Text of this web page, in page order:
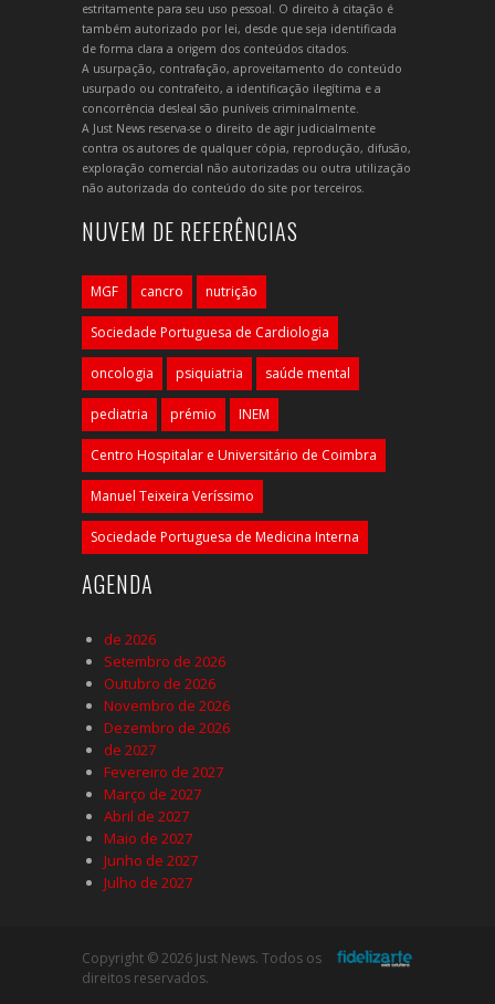
estritamente para seu uso pessoal. O direito à citação é
também autorizado por lei, desde que seja identificada
de forma clara a origem dos conteúdos citados.
A usurpação, contrafação, aproveitamento do conteúdo
usurpado ou contrafeito, a identificação ilegítima e a
concorrência desleal são puníveis criminalmente.
A Just News reserva-se o direito de agir judicialmente
contra os autores de qualquer cópia, reprodução, difusão,
exploração comercial não autorizadas ou outra utilização
não autorizada do conteúdo do site por terceiros.
NUVEM DE REFERÊNCIAS
MGF cancro nutrição
Sociedade Portuguesa de Cardiologia
oncologia psiquiatria saúde mental
pediatria prémio INEM
Centro Hospitalar e Universitário de Coimbra
Manuel Teixeira Veríssimo
Sociedade Portuguesa de Medicina Interna
AGENDA
de 2026
Setembro de 2026
Outubro de 2026
Novembro de 2026
Dezembro de 2026
de 2027
Fevereiro de 2027
Março de 2027
Abril de 2027
Maio de 2027
Junho de 2027
Julho de 2027
Copyright © 2026 Just News. Todos os
direitos reservados.